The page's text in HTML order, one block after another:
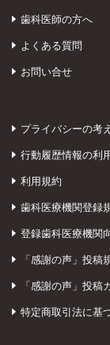
歯科医師の方へ
よくある質問
お問い合せ
プライバシーの考
行動履歴情報の利
利用規約
歯科医療機関登録
登録歯科医療機関
「感謝の声」投稿
「感謝の声」投稿
特定商取引法に基